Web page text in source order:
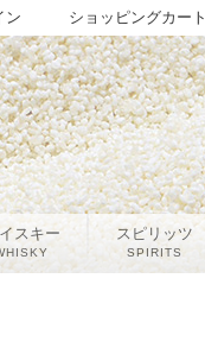
スキー スピリッツ
SPIRITS
ショッピングカート
ン